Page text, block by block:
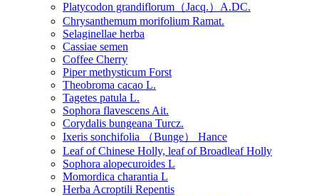
Platycodon grandiflorum（Jacq.）A.DC.
Chrysanthemum morifolium Ramat.
Selaginellae herba
Cassiae semen
Coffee Cherry
Piper methysticum Forst
Theobroma cacao L.
Tagetes patula L.
Sophora flavescens Ait.
Corydalis bungeana Turcz.
Ixeris sonchifolia （Bunge） Hance
Leaf of Chinese Holly, leaf of Broadleaf Holly
Sophora alopecuroides L
Momordica charantia L
Herba Acroptili Repentis